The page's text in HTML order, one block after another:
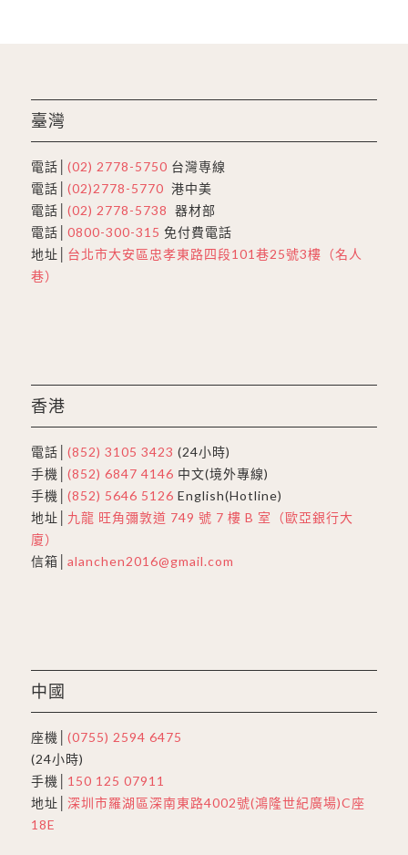
臺灣
電話│ (02) 2778-5750 台灣専線
電話│ (02)2778-5770 港中美
電話│ (02) 2778-5738 器材部
電話│ 0800-300-315 免付費電話
地址│ 台北市大安區忠孝東路四段101巷25號3樓（名人
巷）
香港
電話│ (852) 3105 3423 (24小時)
手機│ (852) 6847 4146 中文(境外專線)
手機│ (852) 5646 5126 English(Hotline)
地址│ 九龍 旺角彌敦道 749 號 7 樓 B 室（歐亞銀行大
廈）
信箱│ alanchen2016@gmail.com
中國
座機│ (0755) 2594 6475
(24小時)
手機│ 150 125 07911
地址│ 深圳市羅湖區深南東路4002號(鴻隆世紀廣場)C座
18E